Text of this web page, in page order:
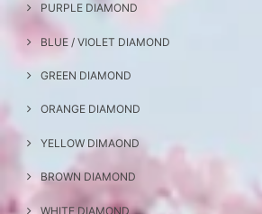
PURPLE DIAMOND
BLUE / VIOLET DIAMOND
GREEN DIAMOND
ORANGE DIAMOND
YELLOW DIMAOND
BROWN DIAMOND
WHITE DIAMOND